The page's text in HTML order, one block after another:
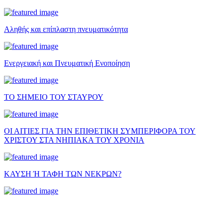
Αληθής και επίπλαστη πνευματικότητα
Ενεργειακή και Πνευματική Ενοποίηση
ΤΟ ΣΗΜΕΙΟ ΤΟΥ ΣΤΑΥΡΟΥ
ΟΙ ΑΙΤΙΕΣ ΓΙΑ ΤΗΝ ΕΠΙΘΕΤΙΚΗ ΣΥΜΠΕΡΙΦΟΡΑ ΤΟΥ
ΧΡΙΣΤΟΥ ΣΤΑ ΝΗΠΙΑΚΑ ΤΟΥ ΧΡΟΝΙΑ
ΚΑΥΣΗ Ή ΤΑΦΗ ΤΩΝ ΝΕΚΡΩΝ?